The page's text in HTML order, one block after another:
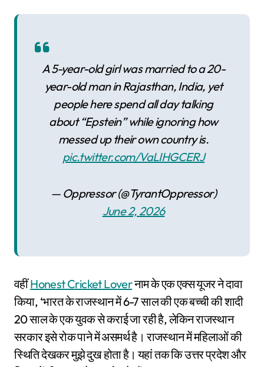
A 5-year-old girl was married to a 20-
year-old man in Rajasthan, India, yet
people here spend all day talking
about “Epstein” while ignoring how
messed up their own country is.
pic.twitter.com/VaLIHGCERJ
— Oppressor (@TyrantOppressor)
June 2, 2026
वहींHonest Cricket Loverनाम के एक एक्स यूजर ने दावा
किया, ‘भारत के राजस्थान में 6-7 साल की एक बच्ची की शादी
20 साल के एक युवक से कराई जा रही है, लेकिन राजस्थान
सरकार इसे रोक पाने में असमर्थ है। राजस्थान में महिलाओं की
स्थिति देखकर मुझे दुख होता है। यहां तक कि उत्तर प्रदेश और